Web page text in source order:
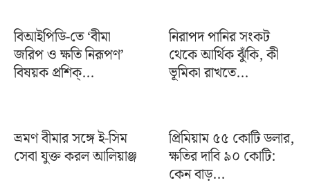
বিআইপিডি-তে ‘বীমা
জরিপ ও ক্ষতি নিরূপণ’
বিষয়ক প্রশিক্...
নিরাপদ পানির সংকট
থেকে আর্থিক ঝুঁকি, কী
ভূমিকা রাখতে...
ভ্রমণ বীমার সঙ্গে ই-সিম
সেবা যুক্ত করল আলিয়াঞ্জ
প্রিমিয়াম ৫৫ কোটি ডলার,
ক্ষতির দাবি ৯০ কোটি:
কেন বাড়...